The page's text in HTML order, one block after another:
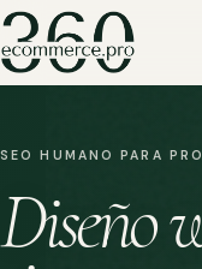
SEO HUMANO PARA
Diseño